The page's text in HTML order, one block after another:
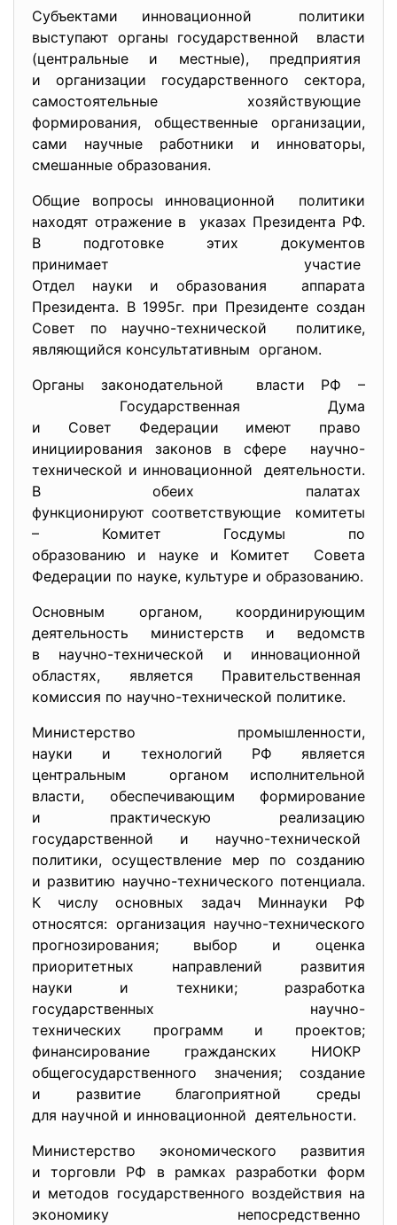
Субъектами инновационной политики
выступают органы государственной власти
(центральные и местные), предприятия
и организации государственного сектора,
самостоятельные хозяйствующие
формирования, общественные организации,
сами научные работники и инноваторы,
смешанные образования.
Общие вопросы инновационной политики
находят отражение в указах Президента РФ.
В подготовке этих документов
принимает участие
Отдел науки и образования аппарата
Президента. В 1995г. при Президенте создан
Совет по научно-технической политике,
являющийся консультативным органом.
Органы законодательной власти РФ –
Государственная Дума
и Совет Федерации имеют право
инициирования законов в сфере научно-
технической и инновационной деятельности.
В обеих палатах
функционируют соответствующие комитеты
– Комитет Госдумы по
образованию и науке и Комитет Совета
Федерации по науке, культуре и образованию.
Основным органом, координирующим
деятельность министерств и ведомств
в научно-технической и инновационной
областях, является Правительственная
комиссия по научно-технической политике.
Министерство промышленности,
науки и технологий РФ является
центральным органом исполнительной
власти, обеспечивающим формирование
и практическую реализацию
государственной и научно-технической
политики, осуществление мер по созданию
и развитию научно-технического потенциала.
К числу основных задач Миннауки РФ
относятся: организация научно-технического
прогнозирования; выбор и оценка
приоритетных направлений развития
науки и техники; разработка
государственных научно-
технических программ и проектов;
финансирование гражданских НИОКР
общегосударственного значения; создание
и развитие благоприятной среды
для научной и инновационной деятельности.
Министерство экономического развития
и торговли РФ в рамках разработки форм
и методов государственного воздействия на
экономику непосредственно